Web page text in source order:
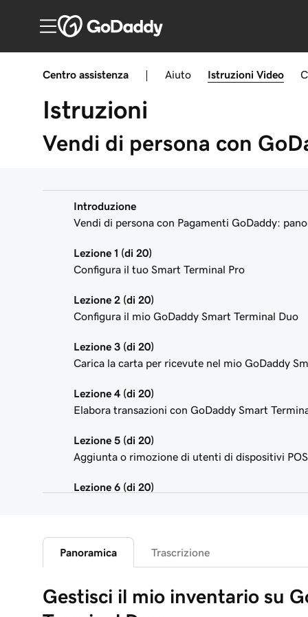
Centro assistenza Aiuto Istruzioni Video
Istruzioni
Vendi di persona con
Introduzione
Vendi di persona con Pagamenti GoDaddy:
Lezione 1 (di 20)
Configura il tuo Smart Terminal Pro
Lezione 2 (di 20)
Configura il mio GoDaddy Smart Terminal Duo
Lezione 3 (di 20)
Carica la carta per ricevute nel mio GoDaddy
Lezione 4 (di 20)
Elabora transazioni con GoDaddy Smart
Lezione 5 (di 20)
Aggiunta o rimozione di utenti di dispositivi POS
Lezione 6 (di 20)
Personalizza le ricevute del mio negozio
Registrazione della panoramica dell'app
Panoramica Trascrizione
Gestisci il mio inventario su